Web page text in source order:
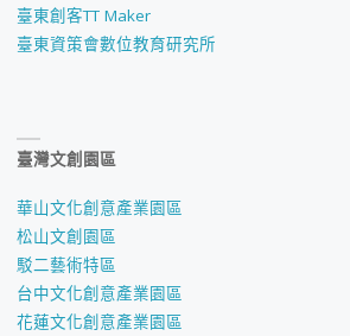
臺東創客TT Maker
臺東資策會數位教育研究所
臺灣文創園區
華山文化創意產業園區
松山文創園區
駁二藝術特區
台中文化創意產業園區
花蓮文化創意產業園區